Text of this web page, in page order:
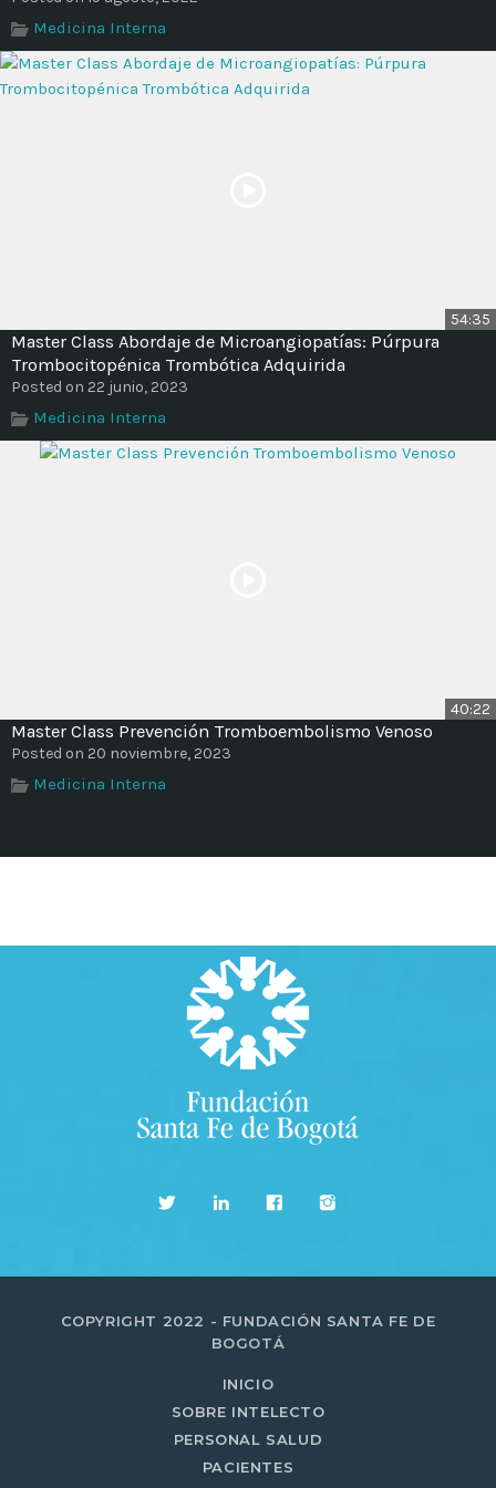
Time
Medicina Interna
54:35
Master Class Abordaje de Microangiopatías: Púrpura
Trombocitopénica Trombótica Adquirida
Posted on 22 junio, 2023
Medicina Interna
40:22
Master Class Prevención Tromboembolismo Venoso
Posted on 20 noviembre, 2023
Medicina Interna
COPYRIGHT 2022 - FUNDACIÓN SANTA FE DE
BOGOTÁ
INICIO
SOBRE INTELECTO
PERSONAL SALUD
PACIENTES